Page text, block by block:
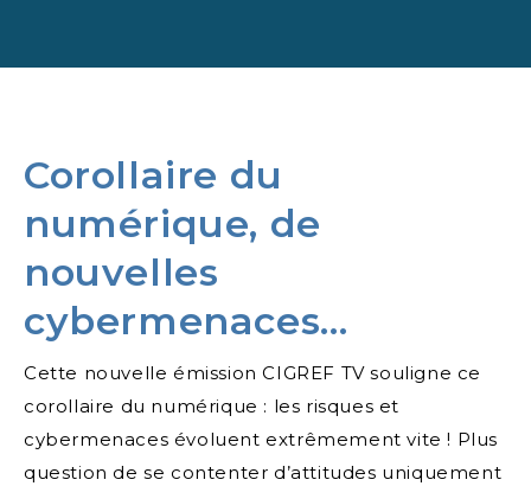
Corollaire du
numérique, de
nouvelles
cybermenaces…
Cette nouvelle émission CIGREF TV souligne ce
corollaire du numérique : les risques et
cybermenaces évoluent extrêmement vite ! Plus
question de se contenter d’attitudes uniquement